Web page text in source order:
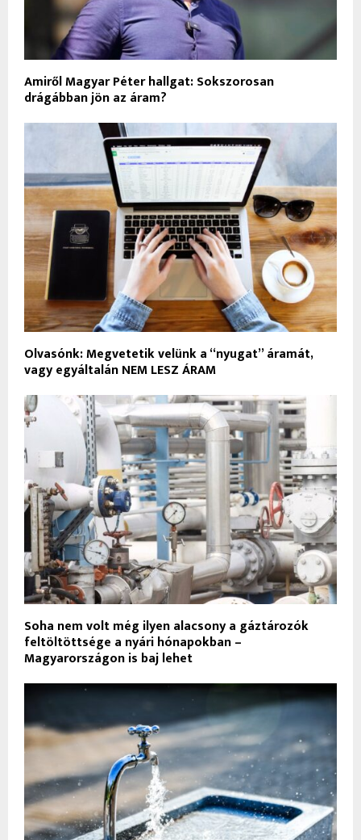
Amiről Magyar Péter hallgat: Sokszorosan
drágábban jön az áram?
Olvasónk: Megvetetik velünk a “nyugat” áramát,
vagy egyáltalán NEM LESZ ÁRAM
Soha nem volt még ilyen alacsony a gáztározók
feltöltöttsége a nyári hónapokban –
Magyarországon is baj lehet